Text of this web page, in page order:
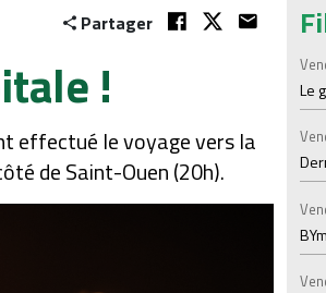
Partager
!
effectué le voyage vers la
de Saint-Ouen (20h).
Le